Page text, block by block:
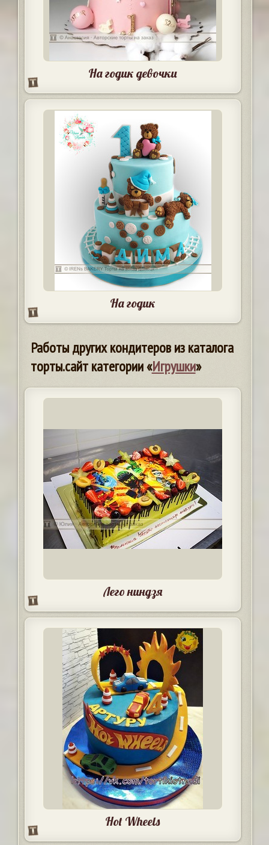
На годик девочки
На годик
Работы других кондитеров из каталога
торты.сайт категории «Игрушки»
Лего ниндзя
Hot Wheels